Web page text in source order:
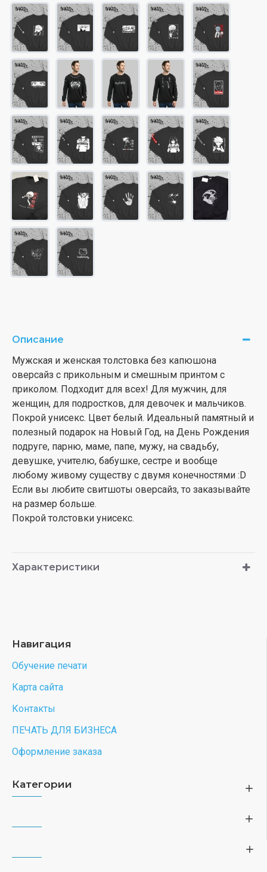
Описание
Мужская и женская толстовка без капюшона
оверсайз с прикольным и смешным принтом с
приколом. Подходит для всех! Для мужчин, для
женщин, для подростков, для девочек и мальчиков.
Покрой унисекс. Цвет белый. Идеальный памятный и
полезный подарок на Новый Год, на День Рождения
подруге, парню, маме, папе, мужу, на свадьбу,
девушке, учителю, бабушке, сестре и вообще
любому живому существу с двумя конечностями :D
Если вы любите свитшоты оверсайз, то заказывайте
на размер больше.
Покрой толстовки унисекс.
Характеристики
Навигация
Обучение печати
Карта сайта
Контакты
ПЕЧАТЬ ДЛЯ БИЗНЕСА
Оформление заказа
Категории